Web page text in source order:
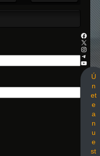
Ú
n
et
e
a
n
u
e
st